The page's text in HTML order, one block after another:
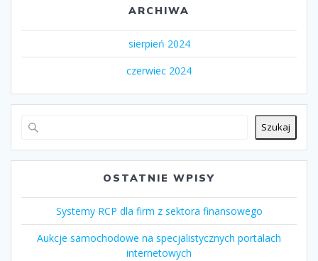
ARCHIWA
sierpień 2024
czerwiec 2024
Szukaj
OSTATNIE WPISY
Systemy RCP dla firm z sektora finansowego
Aukcje samochodowe na specjalistycznych portalach
internetowych